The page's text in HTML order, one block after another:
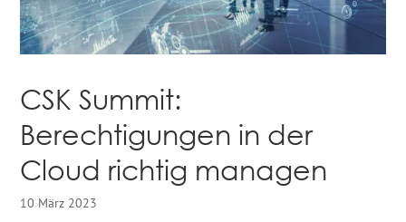
CSK Summit:
Berechtigungen in der
Cloud richtig managen
10 März 2023